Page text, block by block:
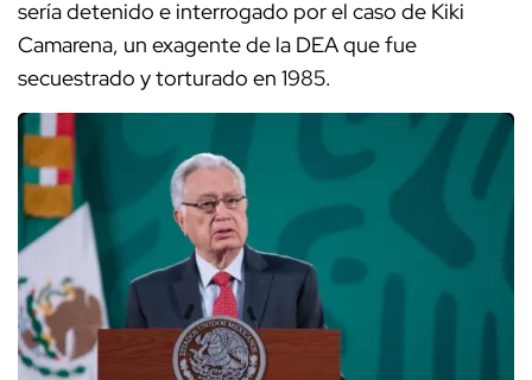
sería detenido e interrogado por el caso de Kiki
Camarena, un exagente de la DEA que fue
secuestrado y torturado en 1985.